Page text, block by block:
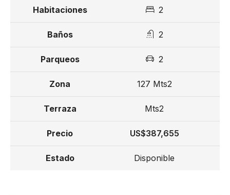
2
2
2
127 Mts2
Mts2
US$387,655
Disponible